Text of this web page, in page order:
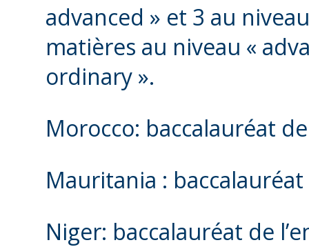
advanced » et 3 au
matières au niveau «
ordinary ».
Morocco: baccalauréat
Mauritania :
Niger: baccalauréat de